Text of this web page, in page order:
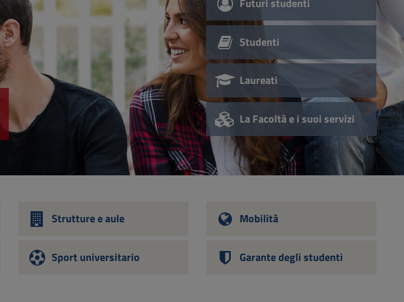
Futuri studenti
Studenti
Laureati
La Facoltà e i suoi servizi
Strutture e aule Mobilità
Sport universitario Garante degli studenti